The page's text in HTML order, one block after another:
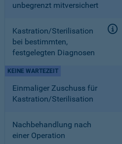
unbegrenzt mitversichert
Kastration/Sterilisation
bei bestimmten,
festgelegten Diagnosen
Einmaliger Zuschuss für
Kastration/Sterilisation
KEINE WARTEZEIT
Nachbehandlung nach
einer Operation